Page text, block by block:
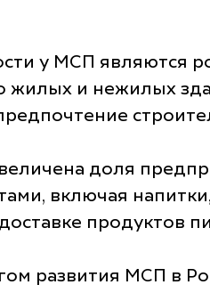
у МСП являются
жилых и нежилых
доля
включая
продуктов
развития МСП в